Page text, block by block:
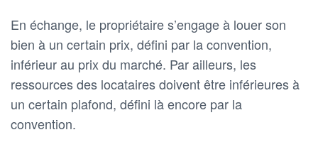
En échange, le propriétaire s’engage à louer son
bien à un certain prix, défini par la convention,
inférieur au prix du marché. Par ailleurs, les
ressources des locataires doivent être inférieures à
un certain plafond, défini là encore par la
convention.